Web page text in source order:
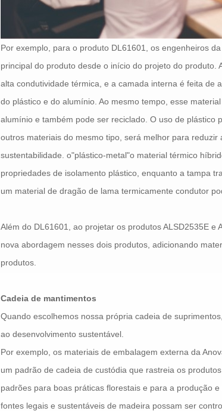
Por exemplo, para o produto DL61601, os engenheiros
principal do produto desde o início do projeto do
alta condutividade térmica, e a camada interna é feita de
do plástico e do alumínio. Ao mesmo tempo, esse
alumínio e também pode ser reciclado. O uso de
outros materiais do mesmo tipo, será melhor para
sustentabilidade. o"plástico-metal"o material térmico
propriedades de isolamento plástico, enquanto a tampa
um material de dragão de lama termicamente condutor
Além do DL61601, ao projetar os produtos ALSD2535E
nova abordagem nesses dois produtos, adicionando
produtos.
Cadeia de mantimentos
Quando escolhemos nossa própria cadeia de
ao desenvolvimento sustentável.
Por exemplo, os materiais de embalagem externa da
um padrão de cadeia de custódia que rastreia os
padrões para boas práticas florestais e para a produção
fontes legais e sustentáveis ​​de madeira possam ser